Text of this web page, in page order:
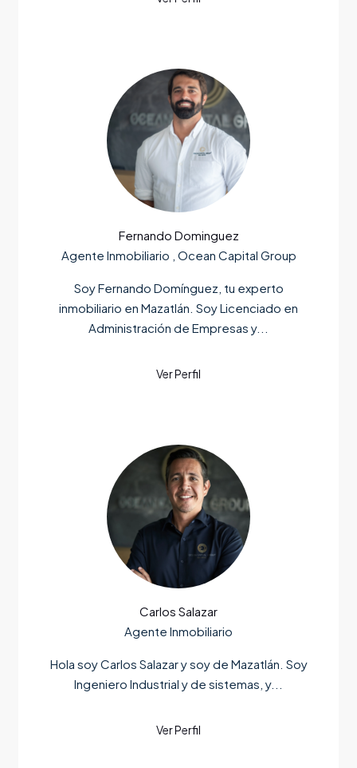
Fernando Dominguez
Agente Inmobiliario , Ocean Capital Group
Soy Fernando Domínguez, tu experto
inmobiliario en Mazatlán. Soy Licenciado en
Administración de Empresas y...
Carlos Salazar
Agente Inmobiliario
Hola soy Carlos Salazar y soy de Mazatlán. Soy
Ingeniero Industrial y de sistemas, y...